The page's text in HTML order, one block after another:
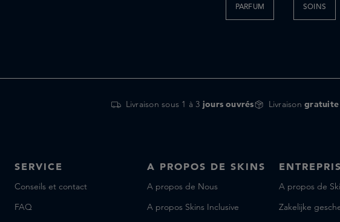
PARFUM SOINS
Livraison sous 1 à 3 jours ouvrés Livraisongratuite
SERVICE
Conseils et contact
FAQ
A PROPOS DE SKINS
A propos de Nous
A propos Skins Inclusive
A propos de
Zakelijke